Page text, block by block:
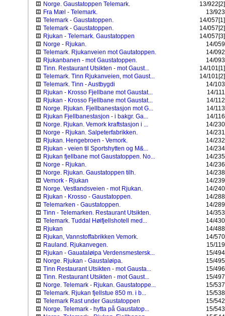
Norge. Gaustatoppen Telemark.
13/922[2]
Fra Mæl - Telemark.
13/923
Telemark - Gaustatoppen.
14/057[1]
Telemark - Gaustatoppen.
14/057[2]
Rjukan - Telemark. Gaustatoppen
14/057[3]
Norge - Rjukan.
14/059
Telemark. Rjukanveien mot Gautatoppen.
14/092
Rjukanbanen - mot Gaustatoppen.
14/093
Tinn. Restaurant Utsikten - mot Gaust...
14/101[1]
Telemark. Tinn Rjukanveien, mot Gaust...
14/101[2]
Telemark. Tinn - Austbygdi
14/103
Rjukan - Krosso Fjellbane mot Gaustat...
14/111
Rjukan - Krosso Fjellbane mot Gaustat...
14/112
Norge. Rjukan. Fjellbanestasjon mot G...
14/113
Rjukan Fjellbanestasjon - i bakgr. Ga...
14/116
Norge. Rjukan. Vemork kraftstasjon i ...
14/230
Norge - Rjukan. Salpeterfabrikken.
14/231
Rjukan. Hengebroen - Vemork.
14/232
Rjukan - veien til Sportshytten og M&...
14/234
Rjukan fjellbane mot Gaustatoppen. No...
14/235
Norge - Rjukan.
14/236
Norge. Rjukan. Gaustatoppen tilh.
14/238
Vemork - Rjukan
14/239
Norge. Vestlandsveien - mot Rjukan.
14/240
Rjukan - Krosso - Gaustatoppen.
14/288
Telemarken - Gaustatoppen.
14/289
Tinn - Telemarken. Restaurant Utsikten.
14/353
Telemark. Tuddal Høifjellshotell med...
14/430
Rjukan
14/488
Rjukan, Vannstoffabrikken Vemork.
14/570
Rauland. Rjukanvegen.
15/119
Rjukan - Gauataløipa Verdensmestersk...
15/494
Norge. Rjukan - Gaustaløipa.
15/495
Tinn Restaurant Utsikten - mot Gausta...
15/496
Tinn. Restaurant Utsikten - mot Gaust...
15/497
Norge. Telemark - Rjukan. Gaustatoppe...
15/537
Telemark. Rjukan fjellstue 850 m. i b...
15/538
Telemark Rast under Gaustatoppen
15/542
Norge. Telemark - hytta på Gaustatop...
15/543